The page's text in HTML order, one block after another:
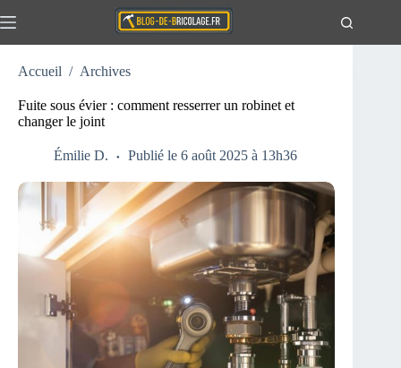
au
Aucun
Actualités
Travaux
Extérieur
Maison
Accueil / Archives
Fuite sous évier : comment resserrer un robinet et
changer le joint
Émilie D. Publié le 6 août 2025 à 13h36